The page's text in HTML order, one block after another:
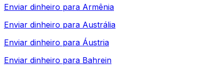
Enviar dinheiro para Armênia
Enviar dinheiro para Austrália
Enviar dinheiro para Áustria
Enviar dinheiro para Bahrein